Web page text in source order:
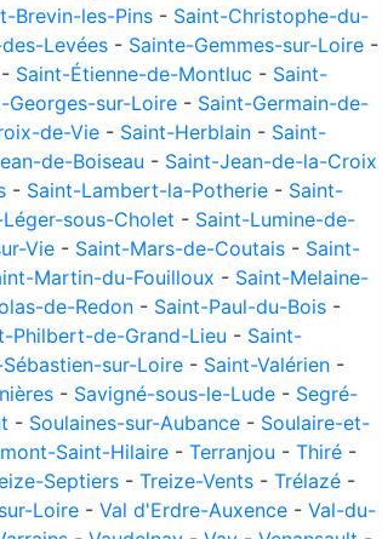
Brevin-les-Pins - Saint-Christophe-du-
Levées - Sainte-Gemmes-sur-Loire -
- Saint-Étienne-de-Montluc - Saint-
Georges-sur-Loire - Saint-Germain-de-
de-Vie - Saint-Herblain - Saint-
de-Boiseau - Saint-Jean-de-la-Croix
- Saint-Lambert-la-Potherie - Saint-
sous-Cholet - Saint-Lumine-de-
Vie - Saint-Mars-de-Coutais - Saint-
Martin-du-Fouilloux - Saint-Melaine-
de-Redon - Saint-Paul-du-Bois -
Philbert-de-Grand-Lieu - Saint-
sur-Loire - Saint-Valérien -
- Savigné-sous-le-Lude - Segré-
- Soulaines-sur-Aubance - Soulaire-et-
Saint-Hilaire - Terranjou - Thiré -
Septiers - Treize-Vents - Trélazé -
Loire - Val d'Erdre-Auxence - Val-du-